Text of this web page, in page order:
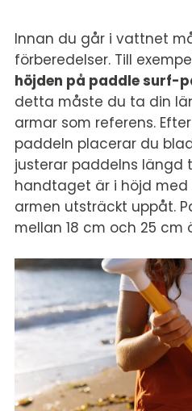
Innan du går i vattnet
förberedelser. Till
höjden på paddle surf-
detta måste du ta din
armar som referens.
paddeln placerar du
justerar paddelns längd
handtaget är i höjd
armen utsträckt uppåt.
mellan 18 cm och 25 cm